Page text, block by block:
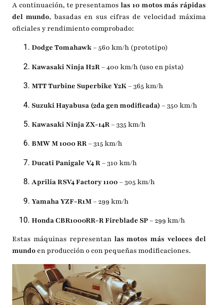
A continuación, te presentamos las 10 motos más rápidas
del mundo, basadas en sus cifras de velocidad máxima
oficiales y rendimiento comprobado:
Dodge Tomahawk– 560 km/h (prototipo)
Kawasaki Ninja H2R– 400 km/h (uso en pista)
MTT Turbine Superbike Y2K– 365 km/h
Suzuki Hayabusa (2da gen modificada) – 350 km/h
Kawasaki Ninja ZX-14R– 335 km/h
BMW M 1000 RR– 315 km/h
Ducati Panigale V4 R– 310 km/h
Aprilia RSV4 Factory 1100– 305 km/h
Yamaha YZF-R1M– 299 km/h
Honda CBR1000RR-R Fireblade SP– 299 km/h
Estas máquinas representan las motos más veloces del
mundo en producción o con pequeñas modificaciones.